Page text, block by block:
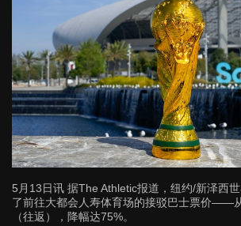
5月13日讯 据The Athletic报道，纽约/新泽西
了前往大都会人寿体育场的接驳巴士票价——
（往返），降幅达75%。